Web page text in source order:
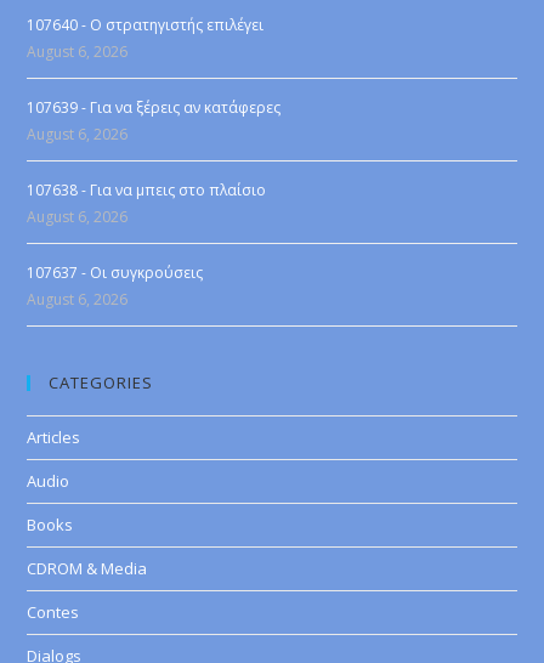
107640 - Ο στρατηγιστής επιλέγει
August 6, 2026
107639 - Για να ξέρεις αν κατάφερες
August 6, 2026
107638 - Για να μπεις στο πλαίσιο
August 6, 2026
107637 - Οι συγκρούσεις
August 6, 2026
CATEGORIES
Articles
Audio
Books
CDROM & Media
Contes
Dialogs